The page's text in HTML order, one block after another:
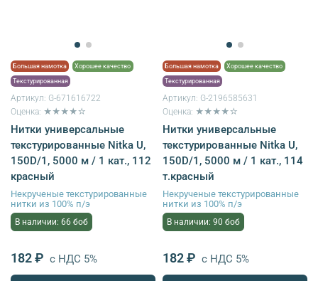
Большая намотка Хорошее качество
Текстурированная
Артикул: G-671616722
Оценка: ★★★★☆
Нитки универсальные
текстурированные Nitka U,
150D/1, 5000 м / 1 кат., 112
красный
Некрученые текстурированные
нитки из 100% п/э
В наличии: 66 боб
182 ₽ с НДС 5%
Большая намотка Хорошее качество
Текстурированная
Артикул: G-2196585631
Оценка: ★★★★☆
Нитки универсальные
текстурированные Nitka U,
150D/1, 5000 м / 1 кат., 114
т.красный
Некрученые текстурированные
нитки из 100% п/э
В наличии: 90 боб
182 ₽ с НДС 5%